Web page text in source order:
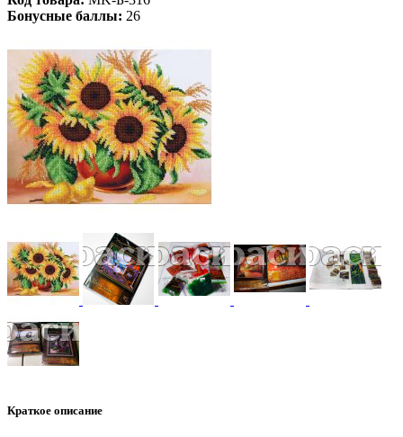
Бонусные баллы: 26
Краткое описание